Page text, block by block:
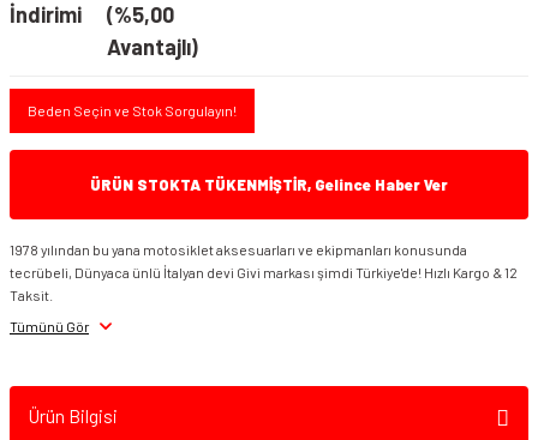
İndirimi
(%5,00
Avantajlı)
Beden Seçin ve Stok Sorgulayın!
ÜRÜN STOKTA TÜKENMİŞTİR, Gelince Haber Ver
1978 yılından bu yana motosiklet aksesuarları ve ekipmanları konusunda
tecrübeli, Dünyaca ünlü İtalyan devi Givi markası şimdi Türkiye'de! Hızlı Kargo & 12
Taksit.
Tümünü Gör
Ürün Bilgisi